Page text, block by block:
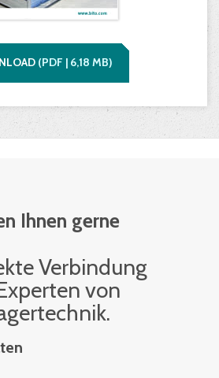
(PDF | 6,18 MB)
Ihnen gerne
Ver­bin­dung
von